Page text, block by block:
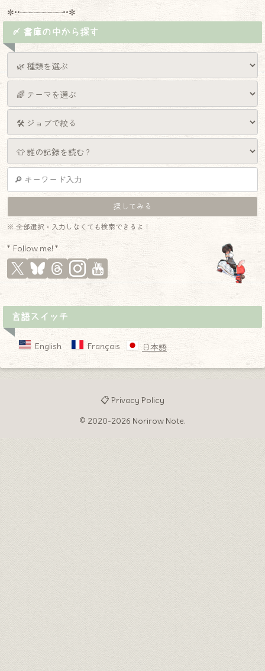
✼••┈┈┈┈┈┈┈┈┈••✼
〆 書庫の中から探す
※ 全部選択・入力しなくても検索できるよ！
* Follow me! *
言語スイッチ
English Français 日本語
📋 Privacy Policy
© 2020-2026 Norirow Note.